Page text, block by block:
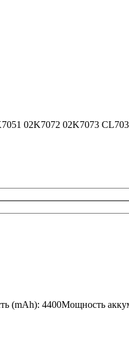
02K7072 02K7073
(mAh): 4400Мощность